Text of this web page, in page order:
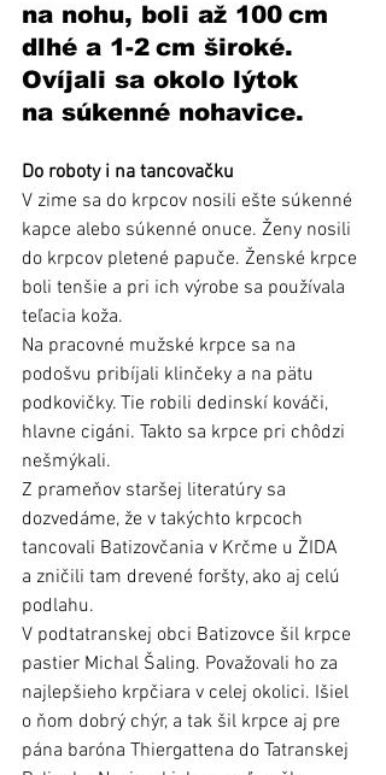
na nohu, boli až 100 cm
dlhé a 1-2 cm široké.
Ovíjali sa okolo lýtok
na súkenné nohavice.
Do roboty i na tancovačku
V zime sa do krpcov nosili ešte súkenné
kapce alebo súkenné onuce. Ženy nosili
do krpcov pletené papuče. Ženské krpce
boli tenšie a pri ich výrobe sa používala
teľacia koža.
Na pracovné mužské krpce sa na
podošvu pribíjali klinčeky a na pätu
podkovičky. Tie robili dedinskí kováči,
hlavne cigáni. Takto sa krpce pri chôdzi
nešmýkali.
Z prameňov staršej literatúry sa
dozvedáme, že v takýchto krpcoch
tancovali Batizovčania v Krčme u ŽIDA
a zničili tam drevené foršty, ako aj celú
podlahu.
V podtatranskej obci Batizovce šil krpce
pastier Michal Šaling. Považovali ho za
najlepšieho krpčiara v celej okolici. Išiel
o ňom dobrý chýr, a tak šil krpce aj pre
pána baróna Thiergattena do Tatranskej